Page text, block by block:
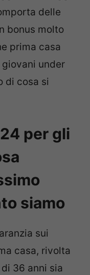
delle
bonus molto
prima casa
under
di cosa si
per gli
siamo
sui
casa, rivolta
36 anni sia